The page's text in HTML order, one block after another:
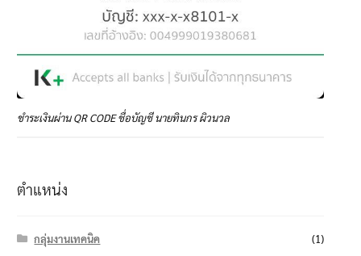
ชำระเงินผ่าน QR CODE ชื่อบัญชี นายทินกร ผิวนวล
ตำแหน่ง
กลุ่มงานเทคนิค
(1)